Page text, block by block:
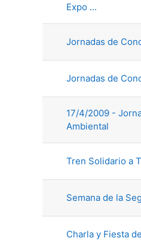
Expo ...
Jornadas de
Jornadas de
17/4/2009 -
Ambiental
Tren Solidario a
Semana de la
Charla y Fiesta